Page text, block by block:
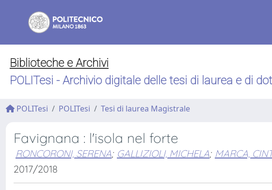
Biblioteche e Archivi
POLITesi - Archivio digitale delle tesi di laurea e di
POLITesi POLITesi Tesi di laurea Magistrale
Favignana : l'isola nel forte
RONCORONI, SERENA; GALLIZIOLI, MICHELA; MARCA,
2017/2018